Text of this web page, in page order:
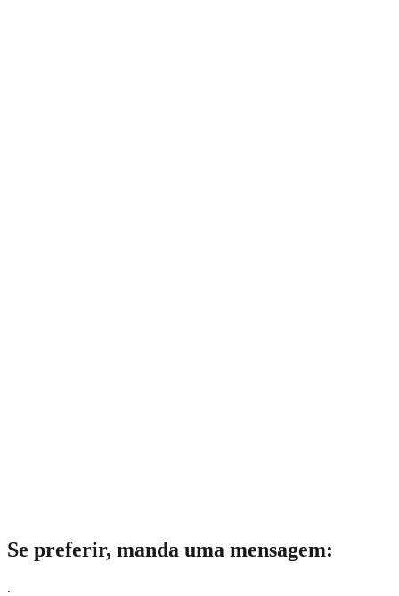
Se preferir, manda uma mensagem:
.